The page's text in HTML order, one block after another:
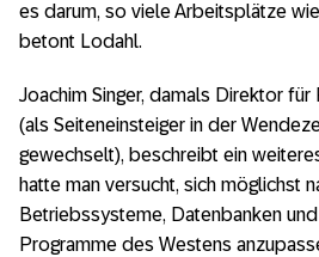
es darum, so viele Arbeitsplätze
betont Lodahl.
Joachim Singer, damals Direktor
(als Seiteneinsteiger in der
gewechselt), beschreibt ein
hatte man versucht, sich möglichst
Betriebssysteme, Datenbanken
Programme des Westens